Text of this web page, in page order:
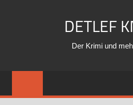
DETLEF
Der Krimi und